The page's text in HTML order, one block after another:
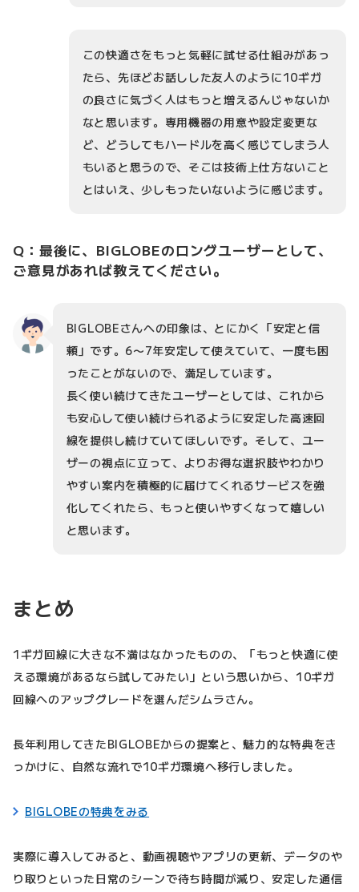
この快適さをもっと気軽に試せる仕組みがあっ
たら、先ほどお話しした友人のように10ギガ
の良さに気づく人はもっと増えるんじゃないか
なと思います。専用機器の用意や設定変更な
ど、どうしてもハードルを高く感じてしまう人
もいると思うので、そこは技術上仕方ないこと
とはいえ、少しもったいないように感じます。
Q：最後に、BIGLOBEのロングユーザーとして、
ご意見があれば教えてください。
BIGLOBEさんへの印象は、とにかく「安定と信
頼」です。6〜7年安定して使えていて、一度も困
ったことがないので、満足しています。
長く使い続けてきたユーザーとしては、これから
も安心して使い続けられるように安定した高速回
線を提供し続けていてほしいです。そして、ユー
ザーの視点に立って、よりお得な選択肢やわかり
やすい案内を積極的に届けてくれるサービスを強
化してくれたら、もっと使いやすくなって嬉しい
と思います。
まとめ
1ギガ回線に大きな不満はなかったものの、「もっと快適に使
える環境があるなら試してみたい」という思いから、10ギガ
回線へのアップグレードを選んだシムラさん。
長年利用してきたBIGLOBEからの提案と、魅力的な特典をき
っかけに、自然な流れで10ギガ環境へ移行しました。
BIGLOBEの特典をみる
実際に導入してみると、動画視聴やアプリの更新、データのや
り取りといった日常のシーンで待ち時間が減り、安定した通信